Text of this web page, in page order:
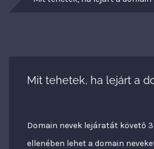
Mit tehetek, ha lejárt a
Domain nevek lejáratát követő
ellenében lehet a domain